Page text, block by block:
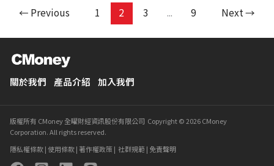
← Previous 1 2 3 ... 9 Next→
關於我們 產品介紹 加入我們
版權所有 CMoney 全曜財經資訊股份有限公司 Copyright © 2026 CMoney
Corporation. All rights reserved.
隱私權條款|使用條款| 著作權政策| 社群規範 | 免責聲明